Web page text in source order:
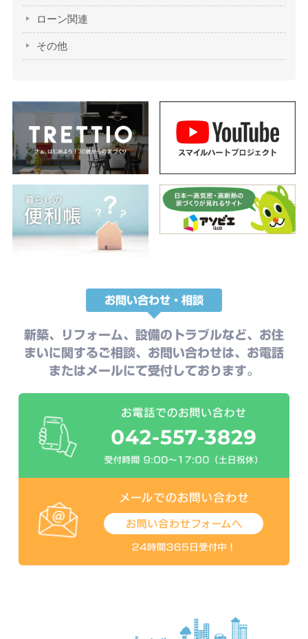
ローン関連
その他
お問い合わせ・相談
新築、リフォーム、設備のトラブルなど、お住
まいに関するご相談、お問い合わせは、お電話
またはメールにて受付しております。